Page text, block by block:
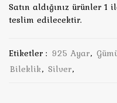
Satın aldığınız ürünler
teslim edilecektir.
Etiketler : 925 Ayar,
Bileklik, Silver,